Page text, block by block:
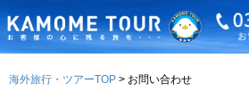
海外旅行・ツアーTOP お問い合わせ